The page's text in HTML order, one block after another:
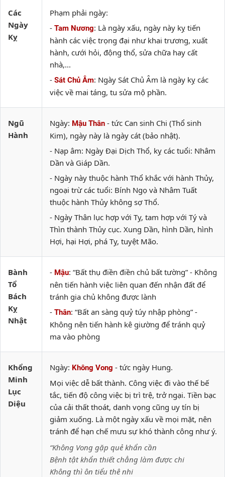
Các
Ngày
Kỵ
Phạm phải ngày:
- Tam Nương: Là ngày xấu, ngày này kỵ tiến
hành các việc trọng đại như khai trương, xuất
hành, cưới hỏi, động thổ, sửa chữa hay cất
nhà,...
- Sát Chủ Âm: Ngày Sát Chủ Âm là ngày kỵ các
việc về mai táng, tu sửa mộ phần.
Ngũ
Hành
Ngày: Mậu Thân - tức Can sinh Chi (Thổ sinh
Kim), ngày này là ngày cát (bảo nhật).
- Nạp âm: Ngày Đại Dịch Thổ, kỵ các tuổi: Nhâm
Dần và Giáp Dần.
- Ngày này thuộc hành Thổ khắc với hành Thủy,
ngoại trừ các tuổi: Bính Ngọ và Nhâm Tuất
thuộc hành Thủy không sợ Thổ.
- Ngày Thân lục hợp với Tỵ, tam hợp với Tý và
Thìn thành Thủy cục. Xung Dần, hình Dần, hình
Hợi, hại Hợi, phá Tỵ, tuyệt Mão.
Bành
Tổ
Bách
Kỵ
Nhật
- Mậu: “Bất thụ điền điền chủ bất tường” - Không
nên tiến hành việc liên quan đến nhận đất để
tránh gia chủ không được lành
- Thân: “Bất an sàng quỷ túy nhập phòng” -
Không nên tiến hành kê giường để tránh quỷ
ma vào phòng
Khổng
Minh
Lục
Diệu
Ngày: Không Vong - tức ngày Hung.
Mọi việc dễ bất thành. Công việc đi vào thế bế
tắc, tiến độ công việc bị trì trệ, trở ngại. Tiền bạc
của cải thất thoát, danh vọng cũng uy tín bị
giảm xuống. Là một ngày xấu về mọi mặt, nên
tránh để hạn chế mưu sự khó thành công như ý.
“Không Vong gặp quẻ khẩn cần
Bệnh tật khẩn thiết chẳng làm được chi
Không thì ôn tiểu thê nhi